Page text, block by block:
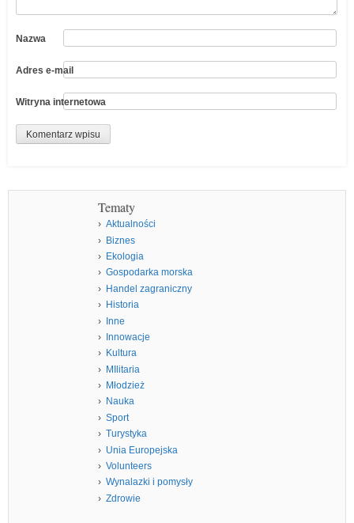
Nazwa
Adres e-mail
Witryna internetowa
Tematy
Aktualności
Biznes
Ekologia
Gospodarka morska
Handel zagraniczny
Historia
Inne
Innowacje
Kultura
MIlitaria
Młodzież
Nauka
Sport
Turystyka
Unia Europejska
Volunteers
Wynalazki i pomysły
Zdrowie